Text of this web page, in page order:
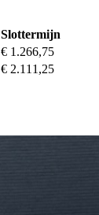
Slottermijn
€ 1.266,75
€ 2.111,25